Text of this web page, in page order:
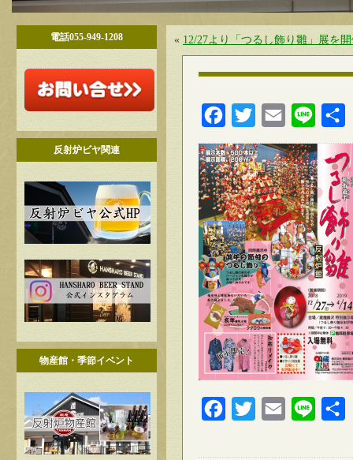
電話055-949-1208
反射炉ビヤ関連
物産館・季節イベント
« 12/27より「つるし飾り雛」展を
FacebookTwitter Email Line
FacebookTwitter Email Line